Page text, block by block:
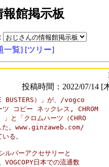
館掲示板
一覧] [ツリー]
投稿時間：2022/07/14 [
BUSTERS）」が、/vogco
ピー ネックレス, CHROM
と「クロムハーツ（CHRO
した。www.ginzaweb.com/
る。
ルバーアクセサリーと
日本での流通数